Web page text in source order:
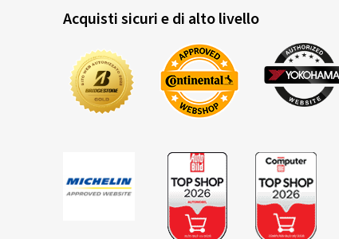
Acquisti sicuri e di alto livello